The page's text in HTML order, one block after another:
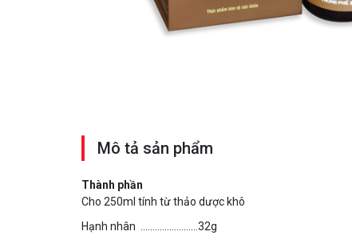
Mô tả sản phẩm
Thành phần
Cho 250ml tính từ thảo dược khô
Hạnh nhân ……………………32g